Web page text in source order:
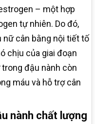
– một hợp
tự nhiên. Do đó,
nữ cân bằng nội tiết tố
chịu của giai đoạn
đậu nành còn
máu và hỗ trợ cân
nành chất lượng